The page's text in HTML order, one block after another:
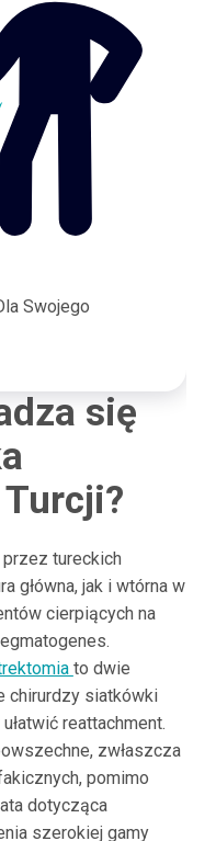
Swojego
się
tureckich
główna, jak i wtórna w
cierpiących na
to dwie
chirurdzy siatkówki
reattachment.
zwłaszcza
pomimo
dotycząca
szerokiej gamy